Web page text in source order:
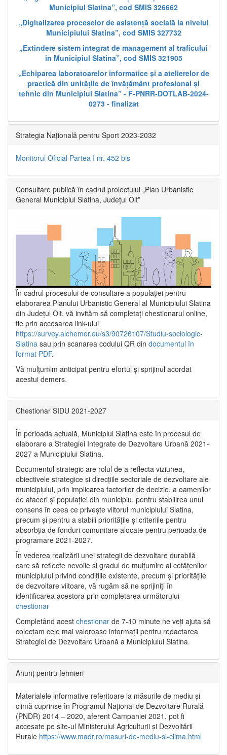
Municipiul Slatina”, cod SMIS 326662
„Digitalizarea proceselor de asistență socială la nivelul
Municipiului Slatina”, cod SMIS 327732
„Extindere sistem integrat de management al traficului
în Municipiul Slatina”, cod SMIS 321905
„Echiparea laboratoarelor informatice și a atelierelor de
practică din unitățile de învățământ profesional și
tehnic din Municipiul Slatina” - F-PNRR-DOTLAB-2024-
0273 - finalizat
Strategia Națională pentru Sport 2023-2032
Monitorul Oficial Partea I nr. 452 bis
Consultare publică în cadrul proiectului „Plan Urbanistic
General Municipiul Slatina, Județul Olt”
În cadrul procesului de consultare a populaţiei pentru
elaborarea Planului Urbanistic General al Municipiului Slatina
din Județul Olt, vă invităm să completați chestionarul online,
fie prin accesarea link-ului
https://survey.alchemer.eu/s3/90726107/Studiu-sociologic-
Slatina sau prin scanarea codului QR din documentul în
format PDF.
Vă mulţumim anticipat pentru efortul şi sprijinul acordat
acestui demers.
Chestionar SIDU 2021-2027
În perioada actuală, Municipiul Slatina este în procesul de
elaborare a Strategiei Integrate de Dezvoltare Urbană 2021‐
2027 a Municipiului Slatina.
Documentul strategic are rolul de a reflecta viziunea,
obiectivele strategice și direcțiile sectoriale de dezvoltare ale
municipiului, prin implicarea factorilor de decizie, a oamenilor
de afaceri și populației din municipiu, pentru stabilirea unui
consens în ceea ce privește viitorul municipiului Slatina,
precum și pentru a stabili prioritățile și criteriile pentru
absorbția de fonduri comunitare alocate pentru perioada de
programare 2021-2027.
În vederea realizării unei strategii de dezvoltare durabilă
care să reflecte nevoile și gradul de mulțumire al cetățenilor
municipiului privind condițiile existente, precum și prioritățile
de dezvoltare viitoare, vă rugăm să ne sprijiniți în
identificarea acestora prin completarea următorului
chestionar
Completând acest chestionar de 7-10 minute ne veți ajuta să
colectam cele mai valoroase informații pentru redactarea
Strategiei de Dezvoltare Urbană a Municipiului Slatina.
Anunț pentru fermieri
Materialele informative referitoare la măsurile de mediu și
climă cuprinse în Programul Național de Dezvoltare Rurală
(PNDR) 2014 – 2020, aferent Campaniei 2021, pot fi
accesate pe site-ul Ministerului Agriculturii și Dezvoltării
Rurale https://www.madr.ro/masuri-de-mediu-si-clima.html